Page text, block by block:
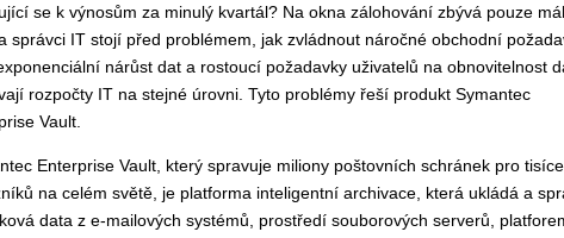
se k výnosům za minulý kvartál? Na okna zálohování zbývá pouze
správci IT stojí před problémem, jak zvládnout náročné obchodní
nárůst dat a rostoucí požadavky uživatelů na obnovitelnost
rozpočty IT na stejné úrovni. Tyto problémy řeší produkt Symantec
Vault.
Enterprise Vault, který spravuje miliony poštovních schránek pro tisíce
na celém světě, je platforma inteligentní archivace, která ukládá a
data z e-mailových systémů, prostředí souborových serverů,